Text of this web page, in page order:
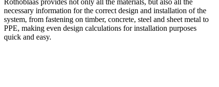
necessary information for the correct design and installation of the
system, from fastening on timber, concrete, steel and sheet metal to
PPE, making even design calculations for installation purposes
quick and easy.